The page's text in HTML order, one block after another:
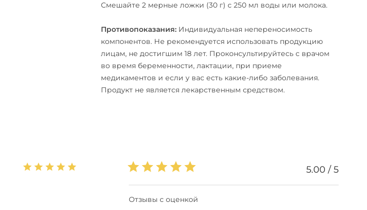
Смешайте 2 мерные ложки (30 г) с 250 мл воды или молока.
Противопоказания: Индивидуальная непереносимость
компонентов. Не рекомендуется использовать продукцию
лицам, не достигшим 18 лет. Проконсультируйтесь с врачом
во время беременности, лактации, при приеме
медикаментов и если у вас есть какие-либо заболевания.
Продукт не является лекарственным средством.
5.00 / 5
Отзывы с оценкой